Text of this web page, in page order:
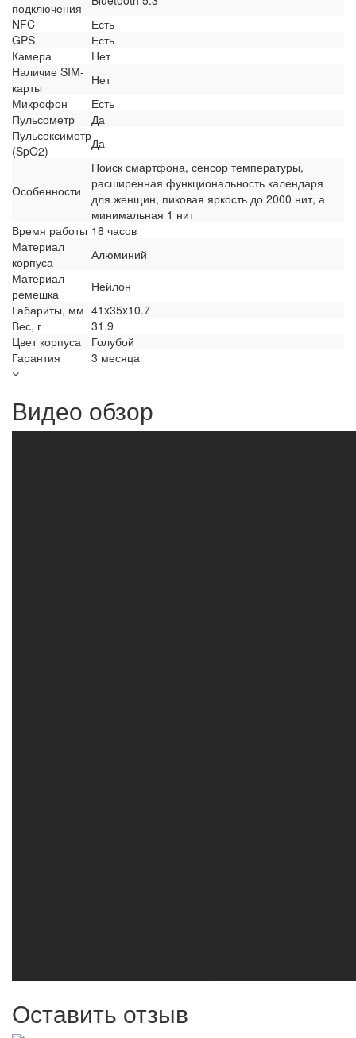
подключения
NFC
Есть
GPS
Есть
Камера
Нет
Наличие SIM-
карты
Нет
Микрофон
Есть
Пульсометр
Да
Пульсоксиметр
(SpO2)
Да
Особенности
Поиск смартфона, сенсор температуры,
расширенная функциональность календаря
для женщин, пиковая яркость до 2000 нит, а
минимальная 1 нит
Время работы 18 часов
Материал
корпуса
Алюминий
Материал
ремешка
Нейлон
Габариты, мм 41x35x10.7
Вес, г
31.9
Цвет корпуса
Голубой
Гарантия
3 месяца
Видео обзор
Оставить отзыв